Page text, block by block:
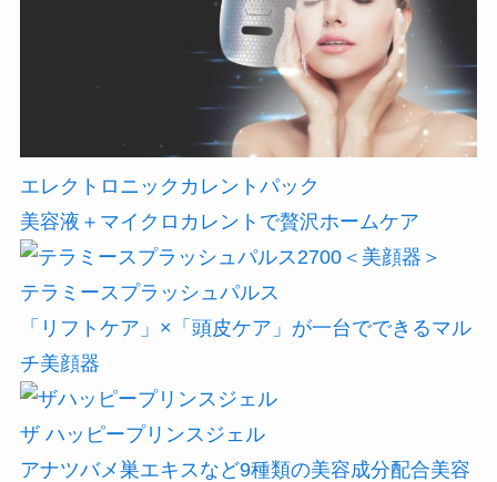
エレクトロニックカレントパック
美容液＋マイクロカレントで贅沢ホームケア
テラミースプラッシュパルス
「リフトケア」×「頭皮ケア」が一台でできるマル
チ美顔器
ザ ハッピープリンスジェル
アナツバメ巣エキスなど9種類の美容成分配合美容